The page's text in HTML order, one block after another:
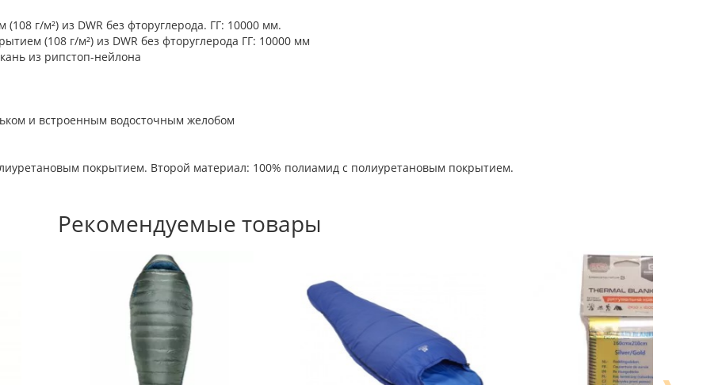
г/м²) из DWR без фторуглерода. ГГ: 10000 мм.
(108 г/м²) из DWR без фторуглерода ГГ: 10000 мм
из рипстоп-нейлона
и встроенным водосточным желобом
покрытием. Второй материал: 100% полиамид с полиуретановым покрытием.
Рекомендуемые товары